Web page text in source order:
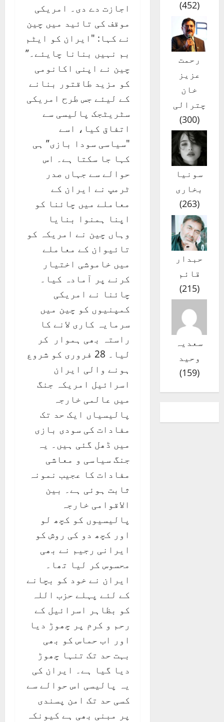
اجازت دے دی۔ امریکی
موقف کی تائید میں چین
نے کہا: "ایران کو ایٹم
بم نہیں بنانا چایئے۔”
چین نے اپنی اکانومی
کو مزید طاقتور بنانے
کے لیئے جس طرح امریکی
سٹریٹجک پالیسی سے
اتفاق کیا، اسے
"سیاسی سودا بازی” ہی
کہا جا سکتا ہے۔ اس
حوالے سے جہاں صدر
ٹرمپ نے ایران کے
معاملے میں چائنا کو
اپنا ہمنوا بنایا
وہاں چین نے امریکہ کو
تائیوان کے معاملے
میں خاموشی اختیار
کرنے پر آمادہ کیا۔
چائنا نے امریکی
کمپنیوں کو چین میں
سرمایہ کاری لانے کا
راستہ بھی ہموار کر
لیا۔ 28 فروری کو شروع
ہونے والی ایران
اسرائیل امریکہ جنگ
میں عالمی خارجہ
پالیسیاں ایک حد تک
مفادات کی سودی بازی
میں ڈھل گئی ہیں۔ یہ
جنگ سیاسی و معاشی
مفادات کا عجیب نمونہ
ثابت ہوئی ہے۔ بین
الاقوامی خارجہ
پالیسیوں کو کچھ لو
اور کچھ دو کی روش کو
ایرانی رجیم نے بھی
محسوس کر لیا تھا۔
ایران نے خود کو بچانے
کے لئے پہلے حزب اللہ
کو بظاہر اسرائیل کے
رحم و کرم پر چھوڑ دیا
اور اب حماس کو بھی
بہت حد تک تنہا چھوڑ
دیا گیا ہے۔ ایران کی
یہ پالیسی اس حوالے سے
کسی حد تک امن پسندی
پر مبنی بھی ہے کیونکہ
(
452
)
رحمت
عزیز
خان
چترالی
(
300
)
سونیا
بخاری
(
263
)
حبدار
قائم
(
215
)
سعدیہ
وحید
(
159
)